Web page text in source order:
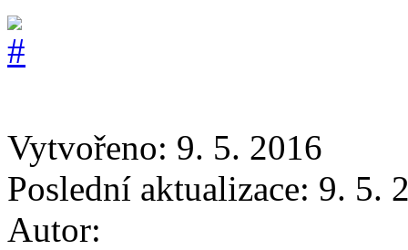
Vytvořeno: 9. 5. 2016
Poslední aktualizace: 9. 5.
Autor: